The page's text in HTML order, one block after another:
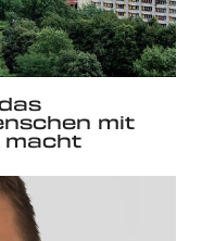
mit
macht